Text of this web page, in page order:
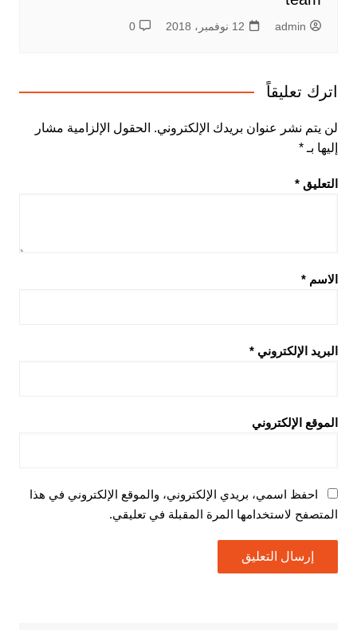
admin 12 نوفمبر، 2018 0
اترك تعليقاً
لن يتم نشر عنوان بريدك الإلكتروني. الحقول الإلزامية مشار
إليها بـ*
التعليق *
الاسم *
البريد الإلكتروني *
الموقع الإلكتروني
احفظ اسمي، بريدي الإلكتروني، والموقع الإلكتروني في هذا
المتصفح لاستخدامها المرة المقبلة في تعليقي.